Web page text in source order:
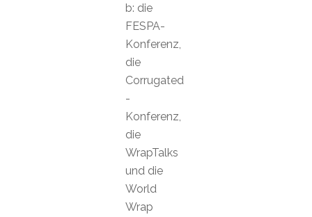
b: die
FESPA-
Konferenz,
die
Corrugated
-
Konferenz,
die
WrapTalks
und die
World
Wrap